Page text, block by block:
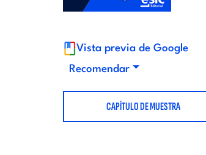
o
r
i
Vista previa de Google
Recomendar
CAPÍTULO DE MUESTRA